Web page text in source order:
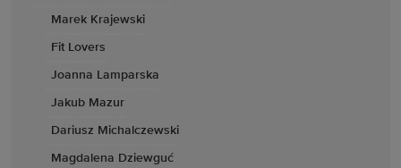
Marek Krajewski
Fit Lovers
Joanna Lamparska
Jakub Mazur
Dariusz Michalczewski
Magdalena Dziewguć